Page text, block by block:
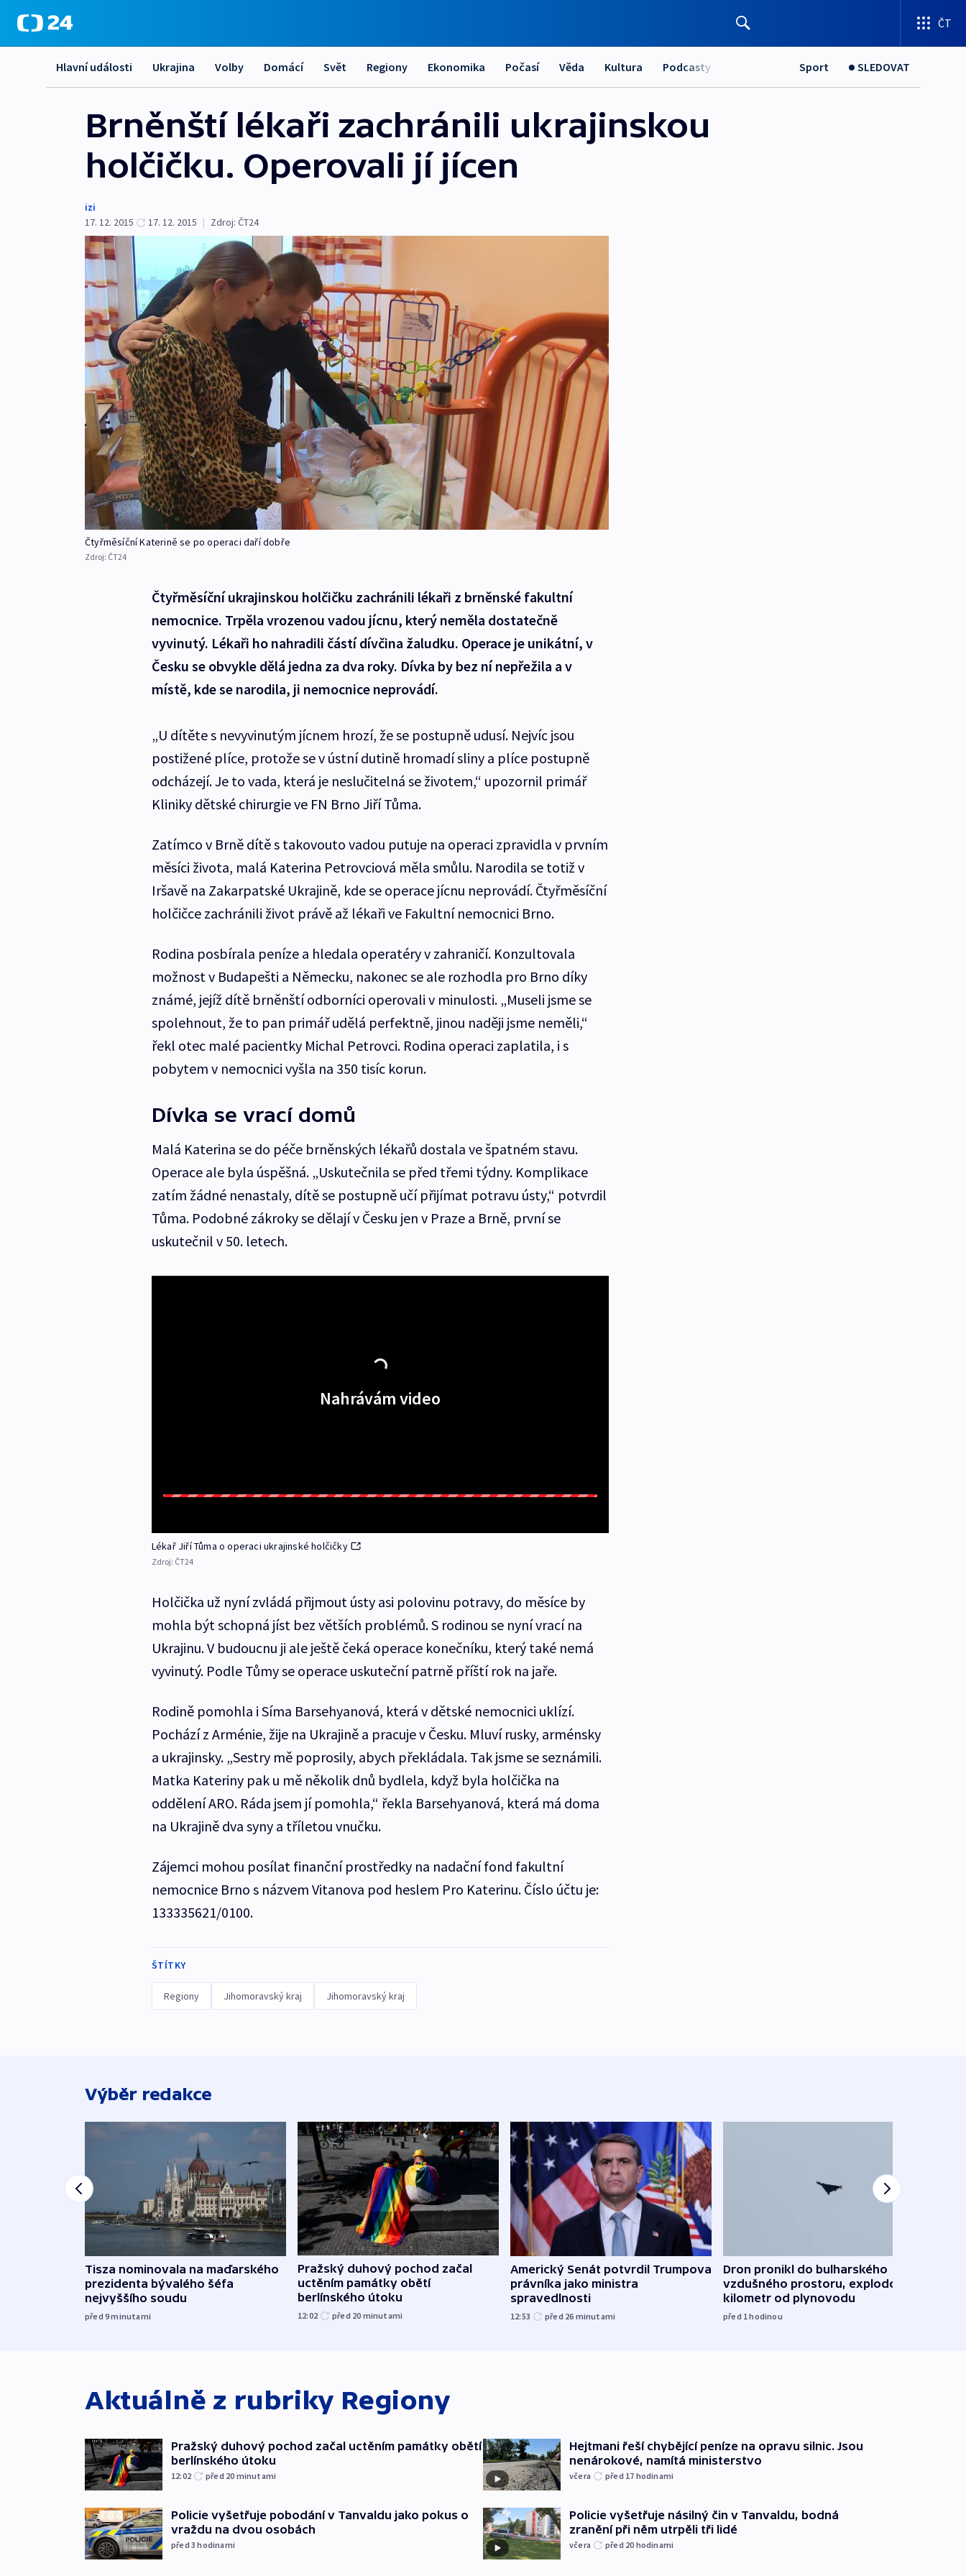
ČT
Hlavní události Ukrajina Volby Domácí Svět Regiony Ekonomika Počasí Věda Kultura Podcasty Sport SLEDOVAT
Brněnští lékaři zachránili ukrajinskou
holčičku. Operovali jí jícen
izi
17. 12. 2015
17. 12. 2015 | Zdroj: ČT24
Čtyřměsíční Katerině se po operaci daří dobře
Zdroj: ČT24
Čtyřměsíční ukrajinskou holčičku zachránili lékaři z brněnské fakultní
nemocnice. Trpěla vrozenou vadou jícnu, který neměla dostatečně
vyvinutý. Lékaři ho nahradili částí dívčina žaludku. Operace je unikátní, v
Česku se obvykle dělá jedna za dva roky. Dívka by bez ní nepřežila a v
místě, kde se narodila, ji nemocnice neprovádí.
„U dítěte s nevyvinutým jícnem hrozí, že se postupně udusí. Nejvíc jsou
postižené plíce, protože se v ústní dutině hromadí sliny a plíce postupně
odcházejí. Je to vada, která je neslučitelná se životem,“ upozornil primář
Kliniky dětské chirurgie ve FN Brno Jiří Tůma.
Zatímco v Brně dítě s takovouto vadou putuje na operaci zpravidla v prvním
měsíci života, malá Katerina Petrovciová měla smůlu. Narodila se totiž v
Iršavě na Zakarpatské Ukrajině, kde se operace jícnu neprovádí. Čtyřměsíční
holčičce zachránili život právě až lékaři ve Fakultní nemocnici Brno.
Rodina posbírala peníze a hledala operatéry v zahraničí. Konzultovala
možnost v Budapešti a Německu, nakonec se ale rozhodla pro Brno díky
známé, jejíž dítě brněnští odborníci operovali v minulosti. „Museli jsme se
spolehnout, že to pan primář udělá perfektně, jinou naději jsme neměli,“
řekl otec malé pacientky Michal Petrovci. Rodina operaci zaplatila, i s
pobytem v nemocnici vyšla na 350 tisíc korun.
Dívka se vrací domů
Malá Katerina se do péče brněnských lékařů dostala ve špatném stavu.
Operace ale byla úspěšná. „Uskutečnila se před třemi týdny. Komplikace
zatím žádné nenastaly, dítě se postupně učí přijímat potravu ústy,“ potvrdil
Tůma. Podobné zákroky se dělají v Česku jen v Praze a Brně, první se
uskutečnil v 50. letech.
Nahrávám video
Lékař Jiří Tůma o operaci ukrajinské holčičky
Zdroj: ČT24
Holčička už nyní zvládá přijmout ústy asi polovinu potravy, do měsíce by
mohla být schopná jíst bez větších problémů. S rodinou se nyní vrací na
Ukrajinu. V budoucnu ji ale ještě čeká operace konečníku, který také nemá
vyvinutý. Podle Tůmy se operace uskuteční patrně příští rok na jaře.
Rodině pomohla i Síma Barsehyanová, která v dětské nemocnici uklízí.
Pochází z Arménie, žije na Ukrajině a pracuje v Česku. Mluví rusky, arménsky
a ukrajinsky. „Sestry mě poprosily, abych překládala. Tak jsme se seznámili.
Matka Kateriny pak u mě několik dnů bydlela, když byla holčička na
oddělení ARO. Ráda jsem jí pomohla,“ řekla Barsehyanová, která má doma
na Ukrajině dva syny a tříletou vnučku.
Zájemci mohou posílat finanční prostředky na nadační fond fakultní
nemocnice Brno s názvem Vitanova pod heslem Pro Katerinu. Číslo účtu je:
133335621/0100.
ŠTÍTKY
Regiony Jihomoravský kraj Jihomoravský kraj
Výběr redakce
Tisza nominovala na maďarského
prezidenta bývalého šéfa
nejvyššího soudu
před 9minutami
Pražský duhový pochod začal
uctěním památky obětí
berlínského útoku
12:02 před 20 minutami
Americký Senát potvrdil Trumpova
právníka jako ministra
spravedlnosti
12:53 před 26 minutami
Dron pronikl do bulharského
vzdušného prostoru, explodoval
kilometr od plynovodu
před 1hodinou
Aktuálně z rubriky Regiony
Pražský duhový pochod začal uctěním památky obětí
berlínského útoku
12:02 před 20 minutami
Policie vyšetřuje pobodání v Tanvaldu jako pokus o
vraždu na dvou osobách
před 3hodinami
Hejtmani řeší chybějící peníze na opravu silnic. Jsou
nenárokové, namítá ministerstvo
včera před 17 hodinami
Policie vyšetřuje násilný čin v Tanvaldu, bodná
zranění při něm utrpěli tři lidé
včera před 20 hodinami